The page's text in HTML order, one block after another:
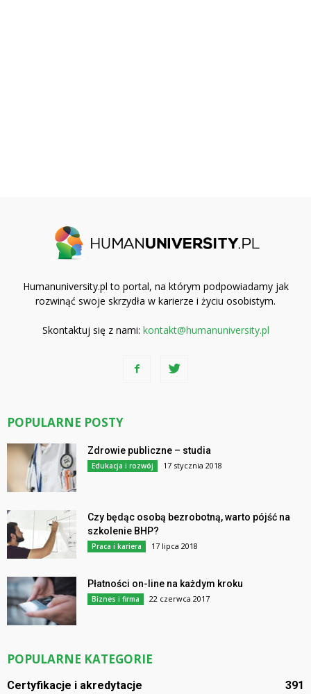
Humanuniversity.pl to portal, na którym podpowiadamy jak
rozwinąć swoje skrzydła w karierze i życiu osobistym.
Skontaktuj się z nami: kontakt@humanuniversity.pl
POPULARNE POSTY
Zdrowie publiczne – studia
Edukacja i rozwój 17 stycznia 2018
Czy będąc osobą bezrobotną, warto pójść na
szkolenie BHP?
Praca i kariera 17 lipca 2018
Płatności on-line na każdym kroku
Biznes i firma 22 czerwca 2017
POPULARNE KATEGORIE
Certyfikacje i akredytacje 391